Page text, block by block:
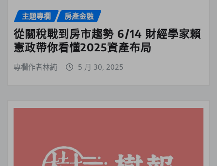
主題專欄 房產金融
從關稅戰到房市趨勢 6/14 財經學家賴
憲政帶你看懂2025資產布局
專欄作者林純 5 月 30, 2025